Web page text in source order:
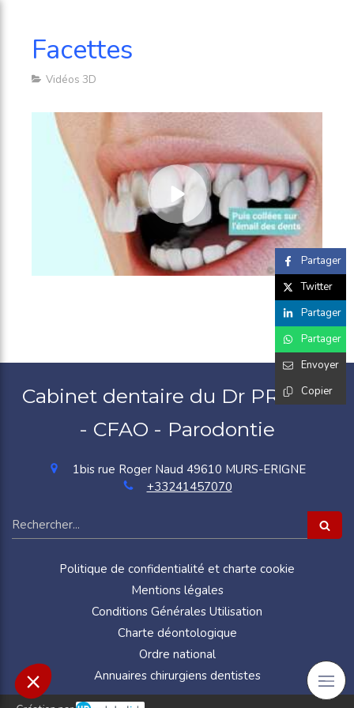
Facettes
Vidéos 3D
Partager
Twitter
Partager
Partager
Envoyer
Copier
Cabinet dentaire du Dr PROTAT
- CFAO - Parodontie
1bis rue Roger Naud 49610 MURS-ERIGNE
+33241457070
Rechercher
Politique de confidentialité et charte cookie
Mentions légales
Conditions Générales Utilisation
Charte déontologique
Ordre national
Annuaires chirurgiens dentistes